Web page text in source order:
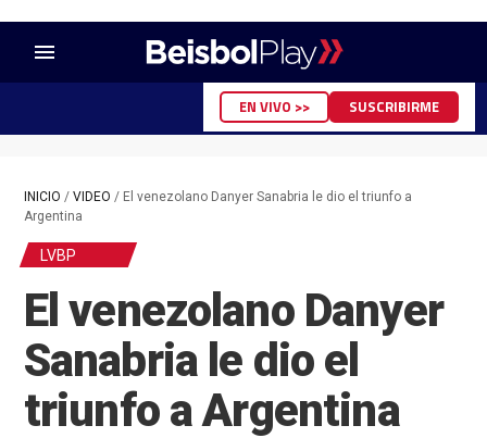
menu
EN VIVO >> SUSCRIBIRME
INICIO / VIDEO / El venezolano Danyer Sanabria le dio el triunfo a
Argentina
LVBP
El venezolano Danyer
Sanabria le dio el
triunfo a Argentina